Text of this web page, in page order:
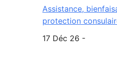
Assistance,
protection
17 Déc 26 -